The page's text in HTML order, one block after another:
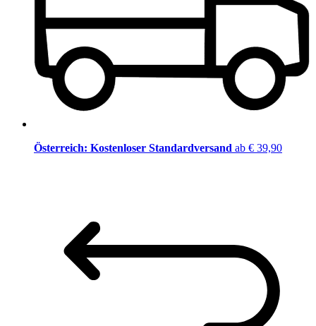
Österreich: Kostenloser Standardversand ab € 39,90